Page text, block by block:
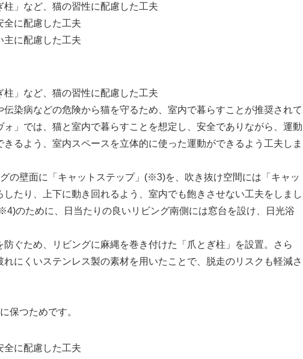
」など、猫の習性に配慮した工夫
全に配慮した工夫
主に配慮した工夫
」など、猫の習性に配慮した工夫
染病などの危険から猫を守るため、室内で暮らすことが推奨されて
」では、猫と室内で暮らすことを想定し、安全でありながら、運動
るよう、室内スペースを立体的に使った運動ができるよう工夫しま
の壁面に「キャットステップ」(※3)を、吹き抜け空間には「キャッ
したり、上下に動き回れるよう、室内でも飽きさせない工夫をしまし
のために、日当たりの良いリビング南側には窓台を設け、日光浴
ぐため、リビングに麻縄を巻き付けた「爪とぎ柱」を設置。さら
にくいステンレス製の素材を用いたことで、脱走のリスクも軽減さ
保つためです。
全に配慮した工夫